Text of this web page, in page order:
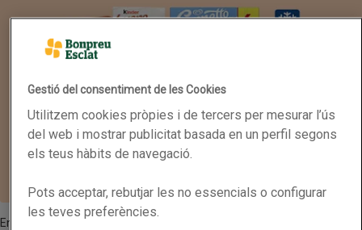
En oferta
Gestió del consentiment de les Cookies
Utilitzem cookies pròpies i de tercers per mesurar l’ús
del web i mostrar publicitat basada en un perfil segons
els teus hàbits de navegació.
Pots acceptar, rebutjar les no essencials o configurar
les teves preferències.